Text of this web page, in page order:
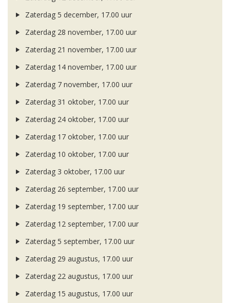
Zaterdag 5 december, 17.00 uur
Zaterdag 28 november, 17.00 uur
Zaterdag 21 november, 17.00 uur
Zaterdag 14 november, 17.00 uur
Zaterdag 7 november, 17.00 uur
Zaterdag 31 oktober, 17.00 uur
Zaterdag 24 oktober, 17.00 uur
Zaterdag 17 oktober, 17.00 uur
Zaterdag 10 oktober, 17.00 uur
Zaterdag 3 oktober, 17.00 uur
Zaterdag 26 september, 17.00 uur
Zaterdag 19 september, 17.00 uur
Zaterdag 12 september, 17.00 uur
Zaterdag 5 september, 17.00 uur
Zaterdag 29 augustus, 17.00 uur
Zaterdag 22 augustus, 17.00 uur
Zaterdag 15 augustus, 17.00 uur